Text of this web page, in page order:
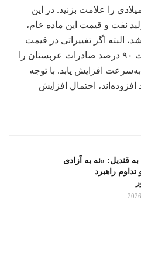
ولز، تحلیلگر اقتصادی و بازار نفت در سی‌ان‌بی‌سی، نوشت: در تقویم خود ٢٨ آگوست ٢٠١٨ میلادی را علامت بزنید. در این
نفت و قیمت این ماده خام،
البته اگر تغییراتی در قیمت
نفت پدید‌ آید یا سیاست‌های مالی و اقتصادی عربستان متحول شود، آن تاریخ نیز عوض خواهد شد. نفت ٩٠ درصد صادرات عربستان را
به‌سرعت افزایش یابد. با توجه
احتمال افزایش
به قندیل: «نه به آزادی
تداوم راهبرد